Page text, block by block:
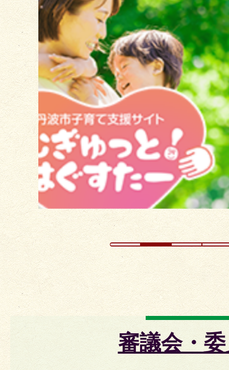
2
枚
目
の
ス
ラ
イ
ド
審議会・